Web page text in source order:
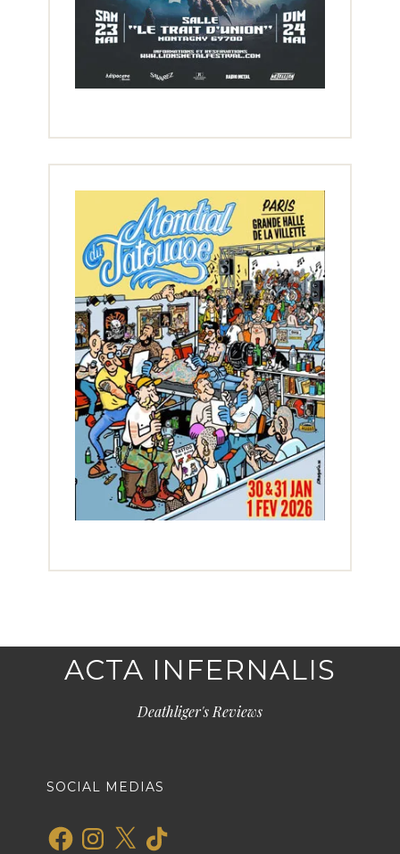
ACTA INFERNALIS
Deathliger's Reviews
SOCIAL MEDIAS
FacebookInstagram
X TikTok